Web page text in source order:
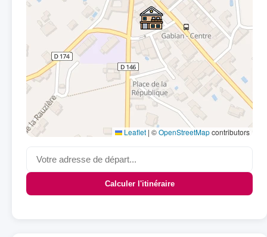
Leaflet | ©OpenStreetMapcontributors
Calculer l'itinéraire